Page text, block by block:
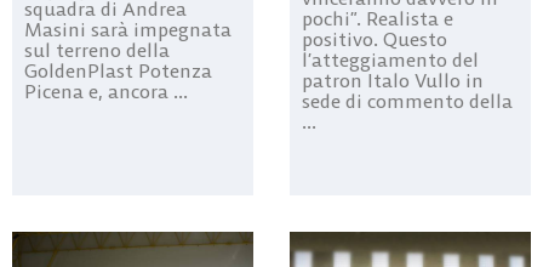
squadra di Andrea
Masini sarà impegnata
sul terreno della
GoldenPlast Potenza
Picena e, ancora ...
pochi”. Realista e
positivo. Questo
l’atteggiamento del
patron Italo Vullo in
sede di commento della
...